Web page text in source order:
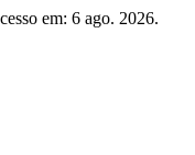
em: 6 ago. 2026.